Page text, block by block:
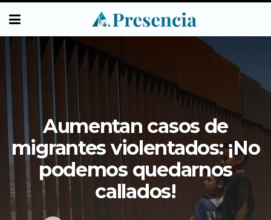
Aumentan casos de
migrantes violentados: ¡No
podemos quedarnos
callados!